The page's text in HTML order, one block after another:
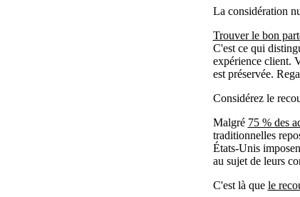
La considération
Trouver le bon
C'est ce qui
expérience client.
est préservée.
Considérez le
Malgré 75 % des
traditionnelles
États-Unis
au sujet de leurs
C'est là que le